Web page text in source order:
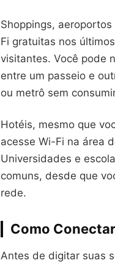
Shoppings,
Fi gratuitas nos
visitantes. Você pode
entre um passeio e
ou metrô sem
Hotéis, mesmo que
acesse Wi-Fi na área
Universidades e
comuns, desde que
rede.
Como
Antes de digitar suas